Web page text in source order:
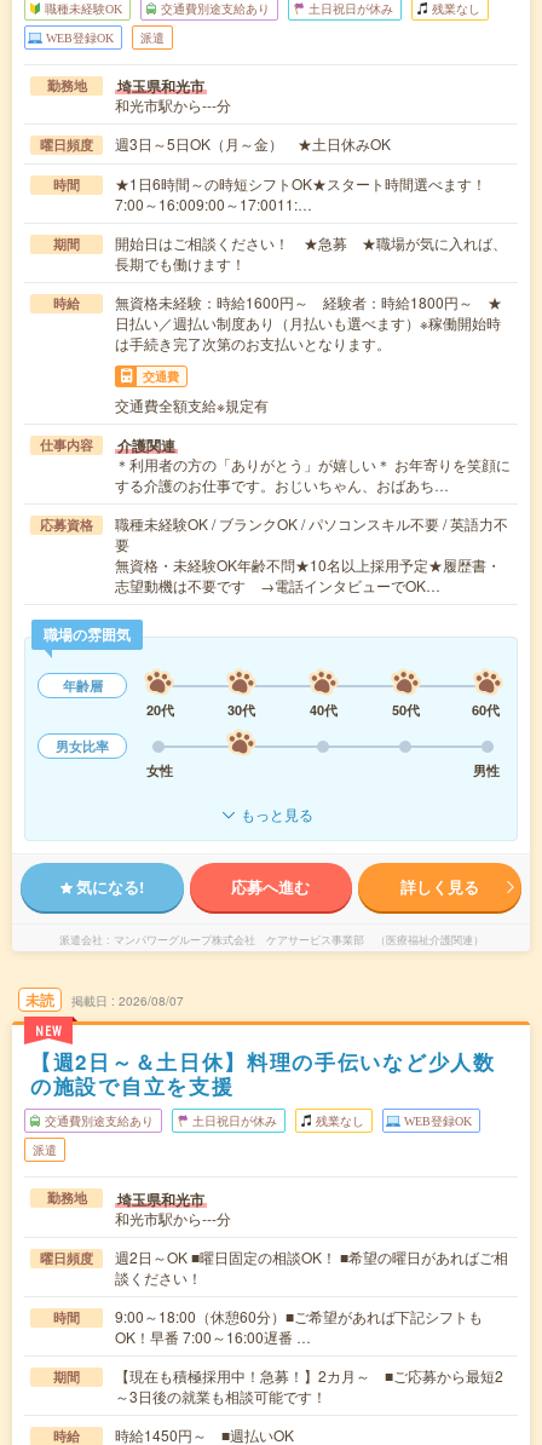
職種未経験OK 交通費別途支給あり 土日祝日が休み 残業なし
WEB登録OK 派遣
勤務地 埼玉県和光市
和光市駅から---分
曜日頻度 週3日～5日OK（月～金） ★土日休みOK
時間
★1日6時間～の時短シフトOK★スタート時間選べます！
7:00～16:009:00～17:0011:…
期間
開始日はご相談ください！ ★急募 ★職場が気に入れば、
長期でも働けます！
時給
無資格未経験：時給1600円～ 経験者：時給1800円～ ★
日払い／週払い制度あり（月払いも選べます）※稼働開始時
は手続き完了次第のお支払いとなります。
交通費
交通費全額支給※規定有
仕事内容 介護関連
＊利用者の方の「ありがとう」が嬉しい＊ お年寄りを笑顔に
する介護のお仕事です。おじいちゃん、おばあち…
応募資格
職種未経験OK / ブランクOK / パソコンスキル不要 / 英語力不
要
無資格・未経験OK年齢不問★10名以上採用予定★履歴書・
志望動機は不要です →電話インタビューでOK…
職場の雰囲気
年齢層
20代
30代 40代 50代
60代
男女比率
女性
男性
もっと見る
気になる! 応募へ進む 詳しく見る
派遣会社 マンパワーグループ株式会社 ケアサービス事業部 （医療福祉介護関連）
未読
NEW
掲載日 2026/08/07
【週2日～＆土日休】料理の手伝いなど少人数
の施設で自立を支援
交通費別途支給あり 土日祝日が休み 残業なし WEB登録OK
派遣
勤務地 埼玉県和光市
和光市駅から---分
曜日頻度
週2日～OK ■曜日固定の相談OK！ ■希望の曜日があればご相
談ください！
時間
9:00～18:00（休憩60分）■ご希望があれば下記シフトも
OK！早番 7:00～16:00遅番 …
期間
【現在も積極採用中！急募！】2カ月～ ■ご応募から最短2
～3日後の就業も相談可能です！
時給 時給1450円～ ■週払いOK